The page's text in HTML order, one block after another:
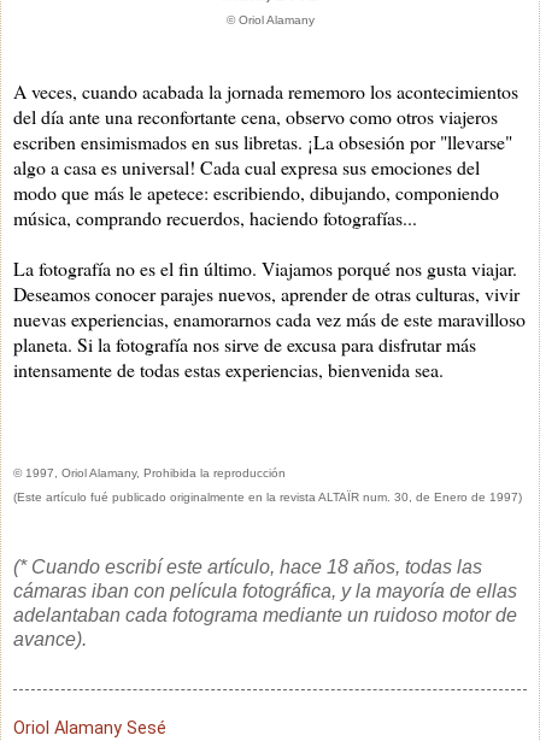
© Oriol Alamany
A veces, cuando acabada la jornada rememoro los acontecimientos
del día ante una reconfortante cena, observo como otros viajeros
escriben ensimismados en sus libretas. ¡La obsesión por "llevarse"
algo a casa es universal! Cada cual expresa sus emociones del
modo que más le apetece: escribiendo, dibujando, componiendo
música, comprando recuerdos, haciendo fotografías...
La fotografía no es el fin último. Viajamos porqué nos gusta viajar.
Deseamos conocer parajes nuevos, aprender de otras culturas, vivir
nuevas experiencias, enamorarnos cada vez más de este maravilloso
planeta. Si la fotografía nos sirve de excusa para disfrutar más
intensamente de todas estas experiencias, bienvenida sea.
© 1997, Oriol Alamany, Prohibida la reproducción
(Este artículo fué publicado originalmente en la revista ALTAÏR num. 30, de Enero de 1997)
(* Cuando escribí este artículo, hace 18 años, todas las
cámaras iban con película fotográfica, y la mayoría de ellas
adelantaban cada fotograma mediante un ruidoso motor de
avance).
Oriol Alamany Sesé